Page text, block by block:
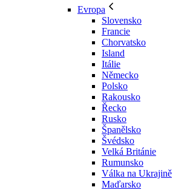
Evropa
Slovensko
Francie
Chorvatsko
Island
Itálie
Německo
Polsko
Rakousko
Řecko
Rusko
Španělsko
Švédsko
Velká Británie
Rumunsko
Válka na Ukrajině
Maďarsko